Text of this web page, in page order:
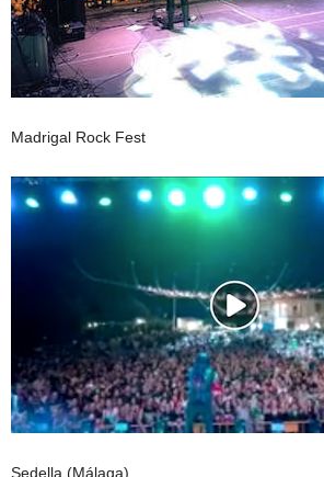
Madrigal Rock Fest
Sedella (Málaga)